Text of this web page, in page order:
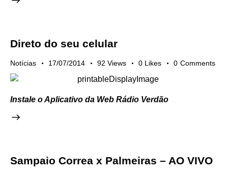
Direto do seu celular
Notícias 17/07/2014 92 Views 0 Likes 0 Comments
Instale o Aplicativo da Web Rádio Verdão
Sampaio Correa x Palmeiras – AO VIVO